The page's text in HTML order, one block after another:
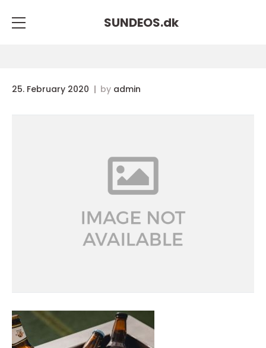
SUNDEOS.dk
25. February 2020 by admin